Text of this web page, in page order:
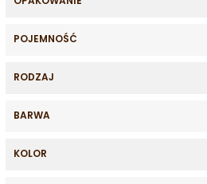
POJEMNOŚĆ
RODZAJ
BARWA
KOLOR